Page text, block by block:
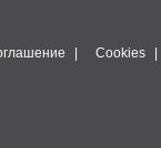
Cookies